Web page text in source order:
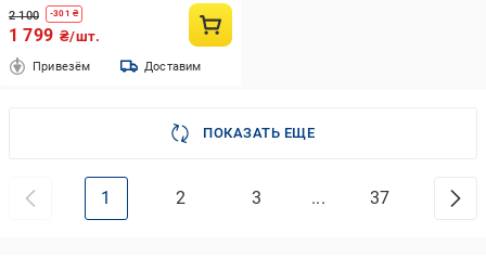
2 100 -301 ₴
1 799 ₴/шт.
Привезём Доставим
ПОКАЗАТЬ ЕЩЕ
1 2 3 ... 37